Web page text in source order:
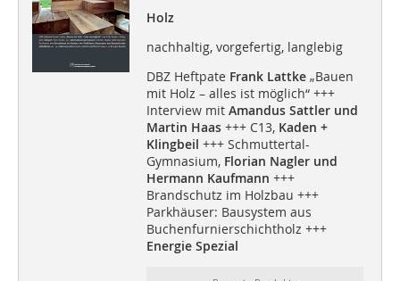
Holz
nachhaltig, vorgefertig, langlebig
DBZ Heftpate Frank Lattke„Bauen
mit Holz – alles ist möglich“ +++
Interview mitAmandus Sattler und
Martin Haas+++ C13, Kaden +
Klingbeil +++ Schmuttertal-
Gymnasium, Florian Nagler und
Hermann Kaufmann +++
Brandschutz im Holzbau +++
Parkhäuser: Bausystem aus
Buchenfurnierschichtholz +++
Energie Spezial